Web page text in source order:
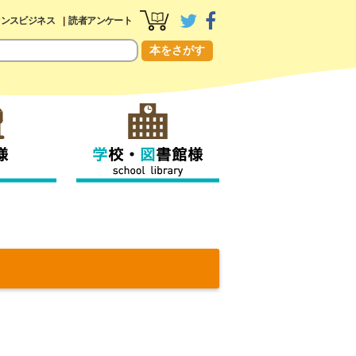
スビジネス 読者アンケート
本をさがす